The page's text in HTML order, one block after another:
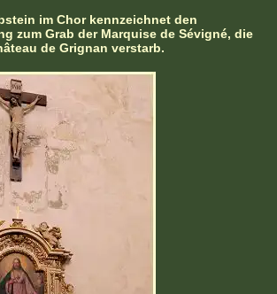
im Chor kennzeichnet den
zum Grab der Marquise de Sévigné, die
de Grignan verstarb.